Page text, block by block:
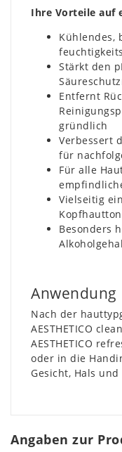
Ihre Vorteile auf
Kühlendes,
Stärkt den
Entfernt
gründlich
Verbessert
für
Für alle
Vielseitig
Besonders
Anwendung
Nach der
AESTHETICO
AESTHETICO
oder in die
Gesicht, Hals
Angaben zur